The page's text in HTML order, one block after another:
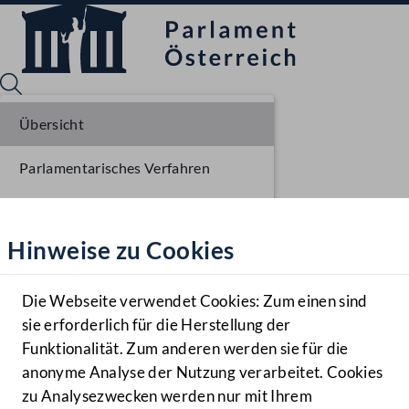
Hilfe
Benutzer
Navigationsmenü öffnen
MENÜ
Hinweise zu Cookies
Die Webseite verwendet Cookies: Zum einen sind
sie erforderlich für die Herstellung der
Funktionalität. Zum anderen werden sie für die
anonyme Analyse der Nutzung verarbeitet. Cookies
zu Analysezwecken werden nur mit Ihrem
Übersicht
Parlamentarisches Verfahren
Ausschussberatungen NR